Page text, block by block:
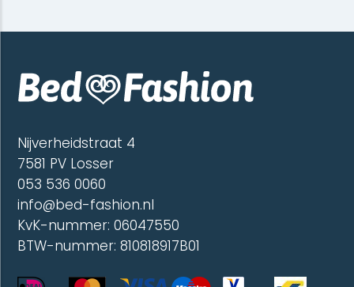
Nijverheidstraat 4
7581 PV Losser
053 536 0060
info@bed-fashion.nl
KvK-nummer: 06047550
BTW-nummer: 810818917B01